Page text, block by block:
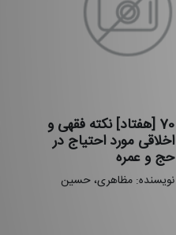
70 [هفتاد] نکته فقهی و
اخلاقی مورد احتیاج در
حج و عمره
نویسنده: مظاهری، حسین